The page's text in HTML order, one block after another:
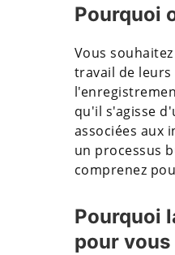
Pourquoi
Vous
travail de leurs
qu'il s'agisse
associées aux
un processus
comprenez
Pourquoi
pour vous